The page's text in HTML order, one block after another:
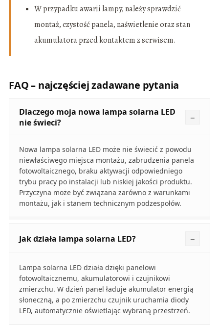
W przypadku awarii lampy, należy sprawdzić
montaż, czystość panela, naświetlenie oraz stan
akumulatora przed kontaktem z serwisem.
FAQ – najczęściej zadawane pytania
Dlaczego moja nowa lampa solarna LED
nie świeci?
Nowa lampa solarna LED może nie świecić z powodu
niewłaściwego miejsca montażu, zabrudzenia panela
fotowoltaicznego, braku aktywacji odpowiedniego
trybu pracy po instalacji lub niskiej jakości produktu.
Przyczyna może być związana zarówno z warunkami
montażu, jak i stanem technicznym podzespołów.
Jak działa lampa solarna LED?
Lampa solarna LED działa dzięki panelowi
fotowoltaicznemu, akumulatorowi i czujnikowi
zmierzchu. W dzień panel ładuje akumulator energią
słoneczną, a po zmierzchu czujnik uruchamia diody
LED, automatycznie oświetlając wybraną przestrzeń.